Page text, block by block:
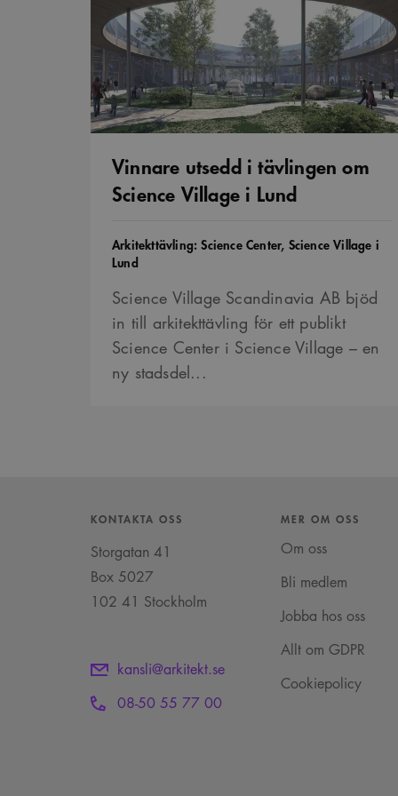
tävlingen
om
Science
Village
Lund
Vinnare utsedd i tävlingen om
Science Village i Lund
Tävling
Arkitekttävling: Science Center, Science Village i
Lund
Science Village Scandinavia AB bjöd
in till arkitekttävling för ett publikt
Science Center i Science Village – en
ny stadsdel...
KONTAKTA OSS
Storgatan 41
Box 5027
102 41 Stockholm
kansli@arkitekt.se
08-50 55 77 00
MER OM OSS
Om oss
Bli medlem
Jobba hos oss
Allt om GDPR
Cookiepolicy
VISITOR_INFO1_LIVE
_cs_s